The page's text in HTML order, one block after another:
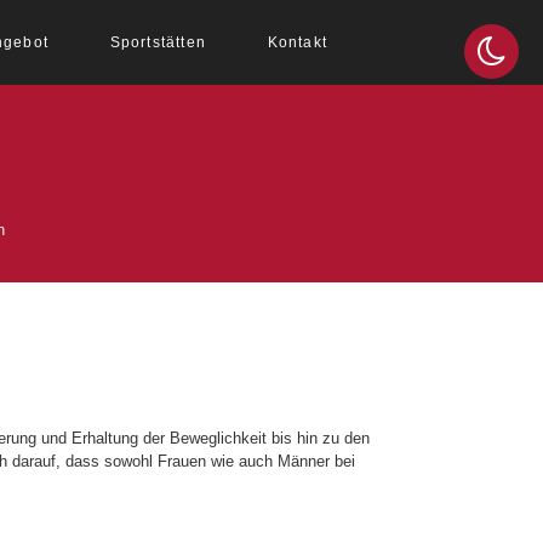
Sportstätten Kontakt
und Erhaltung der Beweglichkeit bis hin zu den
dass sowohl Frauen wie auch Männer bei